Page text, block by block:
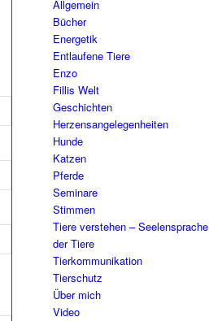
Allgemein
Bücher
Energetik
Entlaufene Tiere
Enzo
Fillis Welt
Geschichten
Herzensangelegenheiten
Hunde
Katzen
Pferde
Seminare
Stimmen
Tiere verstehen – Seelensprache
der Tiere
Tierkommunikation
Tierschutz
Über mich
Video